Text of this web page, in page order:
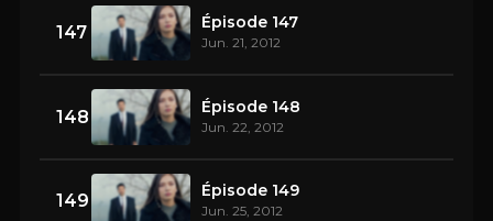
147 Épisode 147
Jun. 21, 2012
148 Épisode 148
Jun. 22, 2012
149 Épisode 149
Jun. 25, 2012